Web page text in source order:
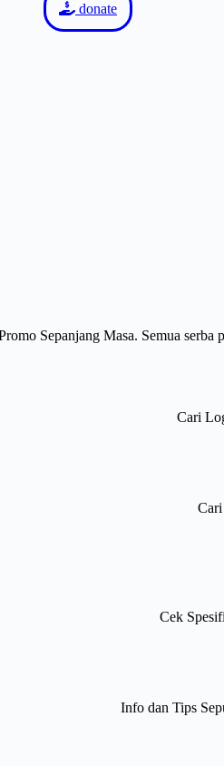
donate
Sepanjang Masa. Semua
Cari
Cek
Info dan Tips